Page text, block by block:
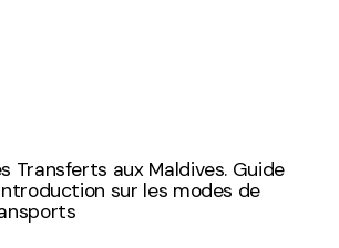
Transferts aux Maldives. Guide
sur les modes de